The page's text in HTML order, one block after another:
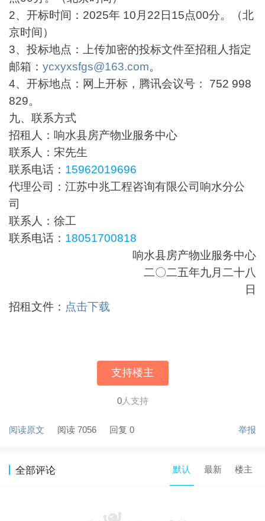
2、开标时间：2025年 10月22日15点00分。（北
京时间）
3、投标地点：上传加密的投标文件至招租人指定
邮箱：ycxyxsfgs@163.com。
4、开标地点：网上开标，腾讯会议号： 752 998
829。
九、联系方式
招租人：响水县房产物业服务中心
联系人：宋先生
联系电话： 15962019696
代理公司：江苏中兆工程咨询有限公司响水分公
司
联系人：徐工
联系电话： 18051700818
响水县房产物业服务中心
二〇二五年九月二十八
日
招租文件： 点击下载
支持楼主
0人支持
阅读原文 阅读 7056 回复 0 举报
全部评论 默认 最新 楼主